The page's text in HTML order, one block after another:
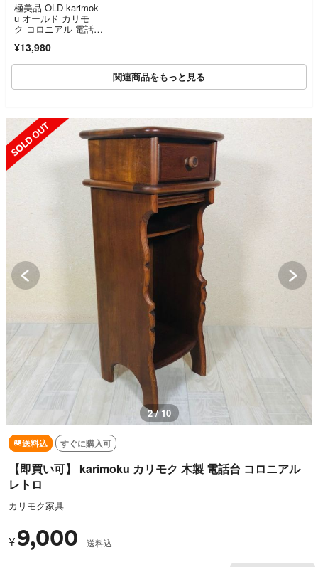
極美品 OLD karimok
u オールド カリモ
ク コロニアル 電話
¥13,980
関連商品をもっと見る
SOLD OUT
2 / 10
送料込 すぐに購入可
【即買い可】 karimoku カリモク 木製 電話台 コロニアル
レトロ
カリモク家具
¥ 9,000 送料込